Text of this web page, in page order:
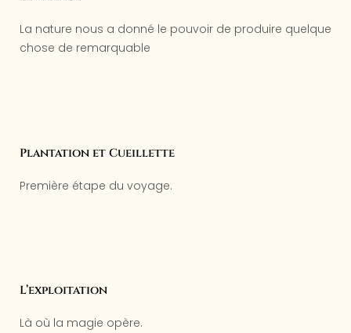
La nature nous a donné le pouvoir de produire quelque
chose de remarquable
Plantation et Cueillette
Première étape du voyage.
L’exploitation
Là où la magie opère.